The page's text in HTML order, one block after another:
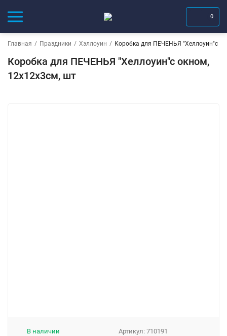
0
Главная / Праздники / Хэллоуин / Коробка для ПЕЧЕНЬЯ "Хеллоуин"с
Коробка для ПЕЧЕНЬЯ "Хеллоуин"с окном,
12х12х3см, шт
Артикул: 710191
В наличии